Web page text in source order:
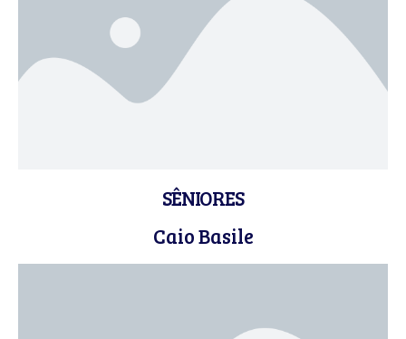
SÊNIORES
Caio Basile